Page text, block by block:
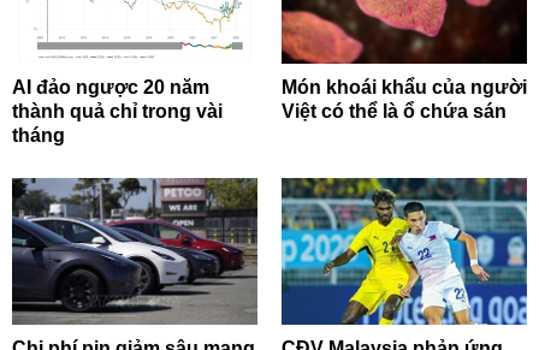
AI đảo ngược 20 năm
thành quả chỉ trong vài
tháng
Món khoái khẩu của người
Việt có thể là ổ chứa sán